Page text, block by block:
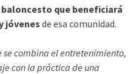
baloncesto que beneficiará
jóvenes de esa comunidad.
se combina el entretenimiento,
con la práctica de una